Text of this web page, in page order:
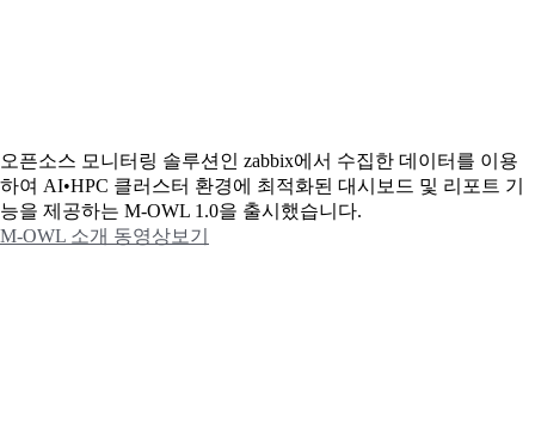
오픈소스 모니터링 솔루션인 zabbix에서 수집한 데이터를 이용
하여 AI•HPC 클러스터 환경에 최적화된 대시보드 및 리포트 기
능을 제공하는 M-OWL 1.0을 출시했습니다.
M-OWL 소개 동영상보기